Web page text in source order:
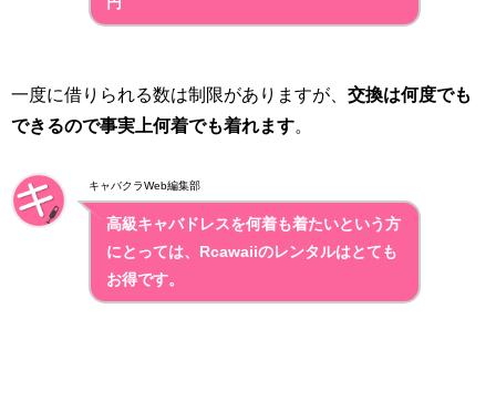
一度に借りられる数は制限がありますが、 交換は何度でも
できるので事実上何着でも着れます。
キャバクラWeb編集部
高級キャバドレスを何着も着たいという方
にとっては、Rcawaiiのレンタルはとても
お得です。